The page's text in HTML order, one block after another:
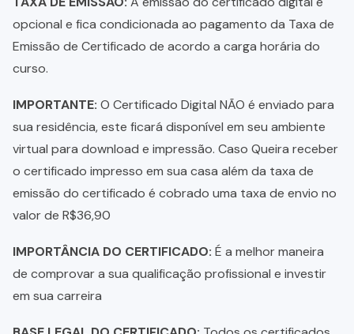
opcional e fica condicionada ao pagamento da Taxa de
Emissão de Certificado de acordo a carga horária do
curso.
IMPORTANTE: O Certificado Digital NÃO é enviado para
sua residência, este ficará disponível em seu ambiente
virtual para download e impressão. Caso Queira receber
o certificado impresso em sua casa além da taxa de
emissão do certificado é cobrado uma taxa de envio no
valor de R$36,90
IMPORTÂNCIA DO CERTIFICADO: É a melhor maneira
de comprovar a sua qualificação profissional e investir
em sua carreira